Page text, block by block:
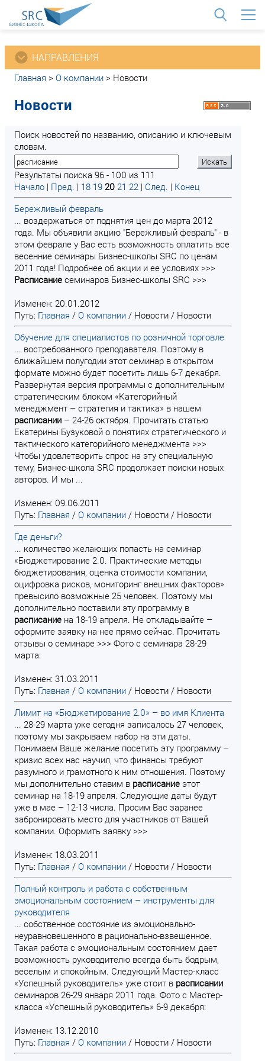
НАПРАВЛЕНИЯ
Главная > О компании > Новости
Новости
Поиск новостей по названию, описанию и ключевым
словам.
Результаты поиска 96 - 100 из 111
Начало | Пред. | 18 19 20 21 22 | След. | Конец
Бережливый февраль
... воздержаться от поднятия цен до марта 2012
года. Мы объявили акцию "Бережливый февраль" - в
этом феврале у Вас есть возможность оплатить все
весенние семинары Бизнес-школы SRC по ценам
2011 года! Подробнее об акции и ее условиях >>>
Расписание семинаров Бизнес-школы SRC >>>
Изменен: 20.01.2012
Путь: Главная / О компании / Новости / Новости
Обучение для специалистов по розничной торговле
... востребованного преподавателя. Поэтому в
ближайшем полугодии этот семинар в открытом
формате можно будет посетить лишь 6-7 декабря.
Развернутая версия программы с дополнительным
стратегическим блоком «Категорийный
менеджмент – стратегия и тактика» в нашем
расписании – 24-26 октября. Прочитать статью
Екатерины Бузуковой о понятиях стратегического и
тактического категорийного менеджмента >>>
Чтобы удовлетворить спрос на эту специальную
тему, Бизнес-школа SRC продолжает поиски новых
авторов. И мы ...
Изменен: 09.06.2011
Путь: Главная / О компании / Новости / Новости
Где деньги?
... количество желающих попасть на семинар
«Бюджетирование 2.0. Практические методы
бюджетирования, оценка стоимости компании,
оцифровка рисков, мониторинг внешних факторов»
превысило возможные 25 человек. Поэтому мы
дополнительно поставили эту программу в
расписание на 18-19 апреля. Не откладывайте –
оформите заявку на нее прямо сейчас. Прочитать
отзывы о семинаре >>> Фото с семинара 28-29
марта:
Изменен: 31.03.2011
Путь: Главная / О компании / Новости / Новости
Лимит на «Бюджетирование 2.0» – во имя Клиента
... 28-29 марта уже сегодня записалось 27 человек,
поэтому мы закрываем набор на эти даты.
Понимаем Ваше желание посетить эту программу –
кризис всех нас научил, что финансы требуют
разумного и грамотного к ним отношения. Поэтому
мы дополнительно ставим в расписание этот
семинар на 18-19 апреля. Следующие даты будут
уже в мае – 12-13 числа. Просим Вас заранее
забронировать место для участников от Вашей
компании. Оформить заявку >>>
Изменен: 18.03.2011
Путь: Главная / О компании / Новости / Новости
Полный контроль и работа с собственным
эмоциональным состоянием – инструменты для
руководителя
... собственное состояние из эмоционально-
неуравновешенного в рационально-взвешенное.
Такая работа с эмоциональным состоянием дает
возможность руководителю всегда быть бодрым,
веселым и спокойным. Следующий Мастер-класс
«Успешный руководитель» уже стоит в расписании
семинаров 26-29 января 2011 года. Фото с Мастер-
класса «Успешный руководитель» 6-9 декабря:
Изменен: 13.12.2010
Путь: Главная / О компании / Новости / Новости